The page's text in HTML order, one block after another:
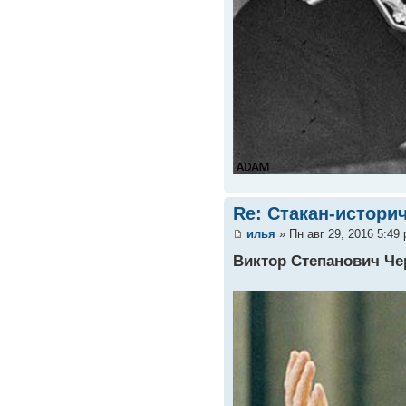
Re: Стакан-
илья » Пн авг 29, 2016 5:49
Виктор Степанович